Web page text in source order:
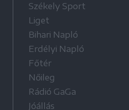
Székely Sport
Liget
Bihari Napló
Erdélyi Napló
Főtér
Nőileg
Rádió GaGa
Jóállás